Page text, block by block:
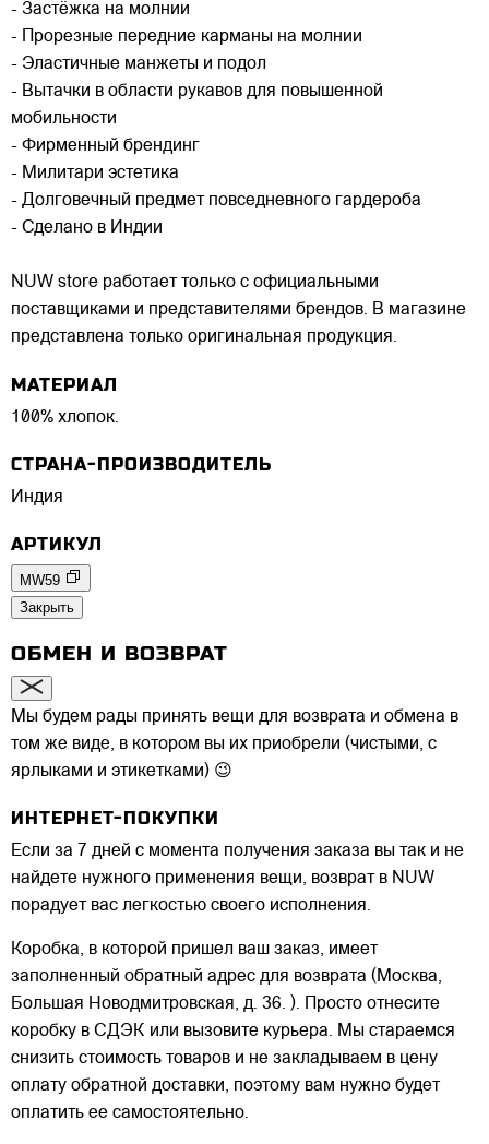
- Застёжка на молнии
- Прорезные передние карманы на молнии
- Эластичные манжеты и подол
- Вытачки в области рукавов для повышенной
мобильности
- Фирменный брендинг
- Милитари эстетика
- Долговечный предмет повседневного гардероба
- Сделано в Индии
NUW store работает только с официальными
поставщиками и представителями брендов. В магазине
представлена только оригинальная продукция.
МАТЕРИАЛ
100% хлопок.
СТРАНА-ПРОИЗВОДИТЕЛЬ
Индия
АРТИКУЛ
MW59
Закрыть
ОБМЕН И ВОЗВРАТ
Мы будем рады принять вещи для возврата и обмена в
том же виде, в котором вы их приобрели (чистыми, с
ярлыками и этикетками) 😉
ИНТЕРНЕТ-ПОКУПКИ
Если за 7 дней с момента получения заказа вы так и не
найдете нужного применения вещи, возврат в NUW
порадует вас легкостью своего исполнения.
Коробка, в которой пришел ваш заказ, имеет
заполненный обратный адрес для возврата (Москва,
Большая Новодмитровская, д. 36. ). Просто отнесите
коробку в СДЭК или вызовите курьера. Мы стараемся
снизить стоимость товаров и не закладываем в цену
оплату обратной доставки, поэтому вам нужно будет
оплатить ее самостоятельно.